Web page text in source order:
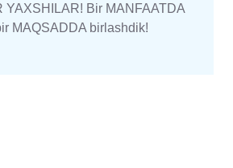
YAXSHILAR! Bir MANFAATDA
MAQSADDA birlashdik!